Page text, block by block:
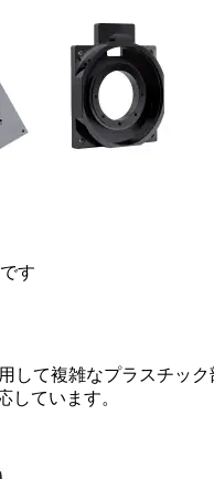
す
して複雑なプラスチッ
しています。